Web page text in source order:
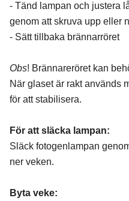
- Tänd lampan och justera
genom att skruva upp eller
- Sätt tillbaka brännarröret
Obs! Brännareröret kan
När glaset är rakt används
för att stabilisera.
För att släcka lampan:
Släck fotogenlampan
ner veken.
Byta veke: